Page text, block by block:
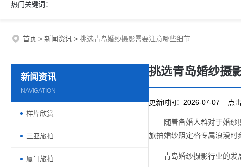
热门关键词：
首页 > 新闻资讯 > 挑选青岛婚纱摄影需要注意哪些细节
新闻资讯
NAVIGATION
样片欣赏
三亚旅拍
厦门旅拍
挑选青岛婚纱摄
更新时间：2026-07-07 点
随着备婚人群对于婚
旅拍婚纱照定格专属浪漫时
青岛婚纱摄影行业的发